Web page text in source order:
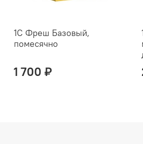
1С Фреш Базовый,
помесячно
1 700 ₽